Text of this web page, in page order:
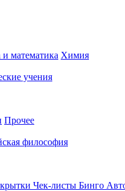
математика Химия
учения
Прочее
философия
Чек-листы Бинго